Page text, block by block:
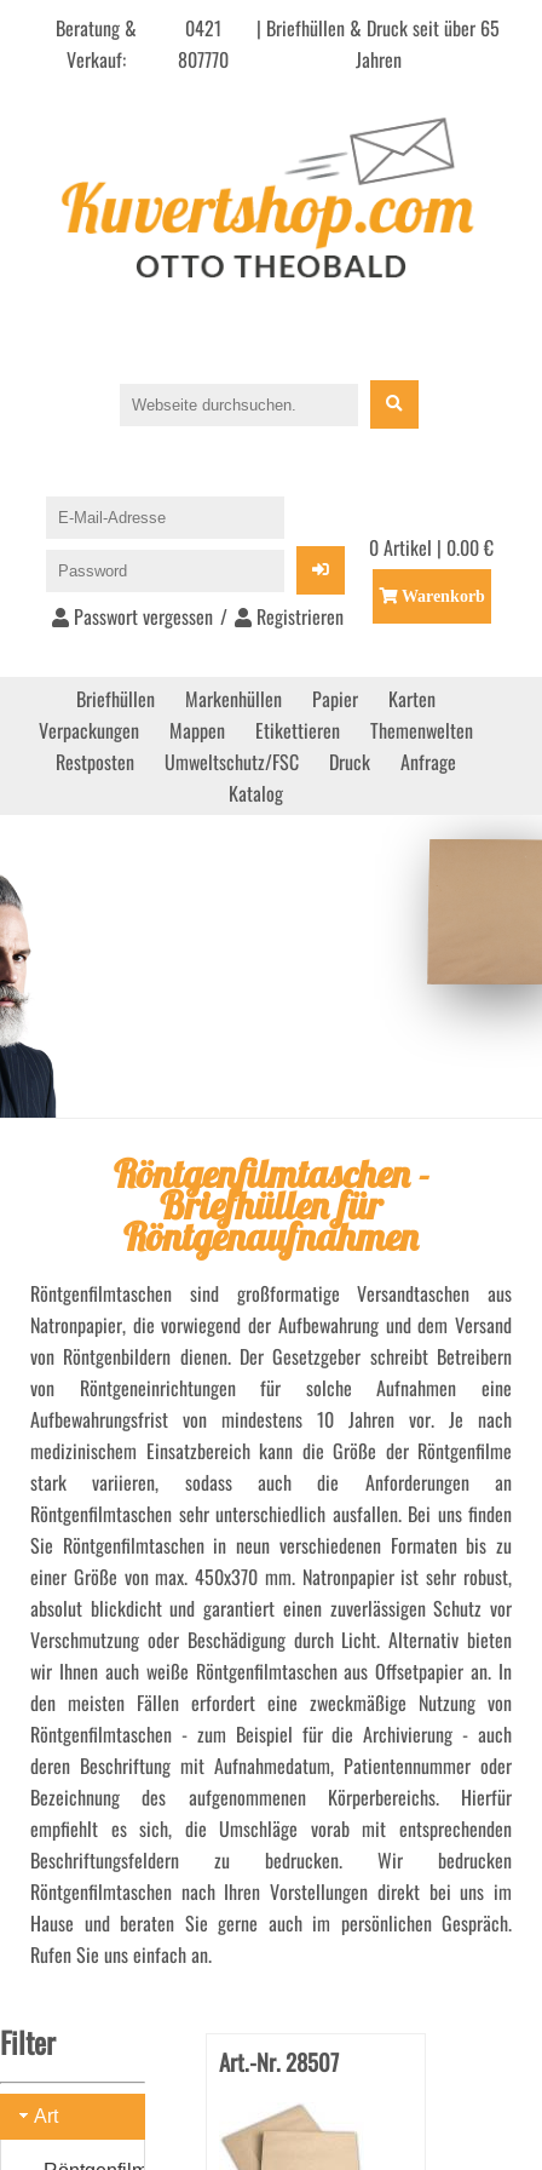
Beratung &
Verkauf:
0421
807770
| Briefhüllen & Druck seit über 65
Jahren
Passwort vergessen / Registrieren
0 Artikel | 0.00 €
Warenkorb
Briefhüllen Markenhüllen Papier
Karten
Verpackungen
Mappen Etikettieren
Themenwelten
Restposten
Umweltschutz/FSC Druck
Anfrage
Katalog
Röntgenfilmtaschen -
Briefhüllen für
Röntgenaufnahmen
Röntgenfilmtaschen sind großformatige Versandtaschen aus
Natronpapier, die vorwiegend der Aufbewahrung und dem Versand
von Röntgenbildern dienen. Der Gesetzgeber schreibt Betreibern
von Röntgeneinrichtungen für solche Aufnahmen eine
Aufbewahrungsfrist von mindestens 10 Jahren vor. Je nach
medizinischem Einsatzbereich kann die Größe der Röntgenfilme
stark variieren, sodass auch die Anforderungen an
Röntgenfilmtaschen sehr unterschiedlich ausfallen. Bei uns finden
Sie Röntgenfilmtaschen in neun verschiedenen Formaten bis zu
einer Größe von max. 450x370 mm. Natronpapier ist sehr robust,
absolut blickdicht und garantiert einen zuverlässigen Schutz vor
Verschmutzung oder Beschädigung durch Licht. Alternativ bieten
wir Ihnen auch weiße Röntgenfilmtaschen aus Offsetpapier an. In
den meisten Fällen erfordert eine zweckmäßige Nutzung von
Röntgenfilmtaschen - zum Beispiel für die Archivierung - auch
deren Beschriftung mit Aufnahmedatum, Patientennummer oder
Bezeichnung des aufgenommenen Körperbereichs. Hierfür
empfiehlt es sich, die Umschläge vorab mit entsprechenden
Beschriftungsfeldern zu bedrucken. Wir bedrucken
Röntgenfilmtaschen nach Ihren Vorstellungen direkt bei uns im
Hause und beraten Sie gerne auch im persönlichen Gespräch.
Rufen Sie uns einfach an.
Filter
Art
Art.-Nr. 28507